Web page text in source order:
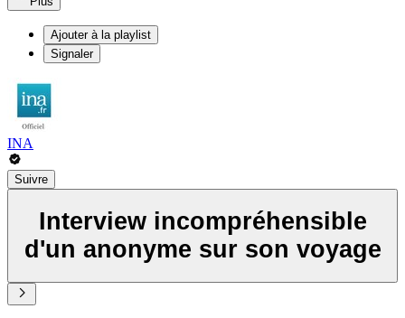
Ajouter à la playlist
Signaler
INA
Suivre
Interview incompréhensible
d'un anonyme sur son voyage